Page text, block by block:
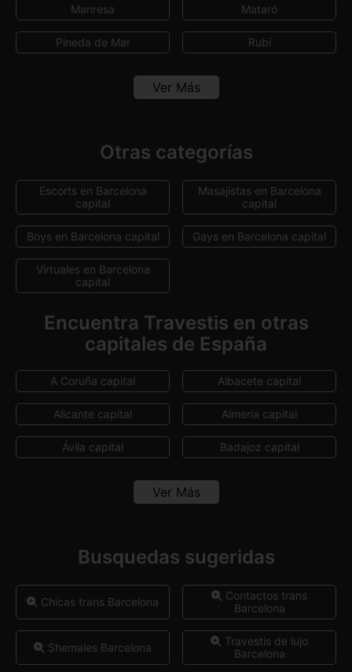
Manresa Mataró
Pineda de Mar Rubí
Ver Más
Otras categorías
Escorts en Barcelona
capital
Masajistas en Barcelona
capital
Boys en Barcelona capital Gays en Barcelona capital
Virtuales en Barcelona
capital
Encuentra Travestis en otras
capitales de España
A Coruña capital Albacete capital
Alicante capital Almería capital
Ávila capital Badajoz capital
Girona capital
Granada capital Guadalajara capital
Ver Más
Busquedas sugeridas
Chicas trans Barcelona
Contactos trans
Barcelona
Shemales Barcelona
Travestis de lujo
Barcelona